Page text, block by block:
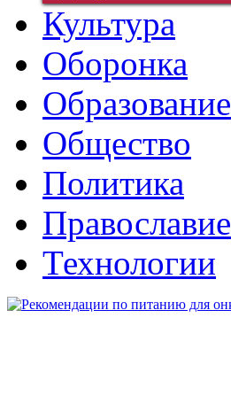
Культура
Оборонка
Образование
Общество
Политика
Православие
Технологии